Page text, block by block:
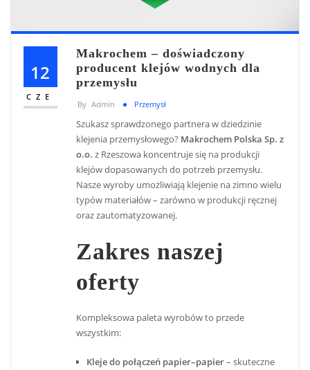
12
CZE
Makrochem – doświadczony
producent klejów wodnych dla
przemysłu
By Admin Przemysł
Szukasz sprawdzonego partnera w dziedzinie
klejenia przemysłowego? Makrochem Polska Sp. z
o.o. z Rzeszowa koncentruje się na produkcji
klejów dopasowanych do potrzeb przemysłu.
Nasze wyroby umożliwiają klejenie na zimno wielu
typów materiałów – zarówno w produkcji ręcznej
oraz zautomatyzowanej.
Zakres naszej
oferty
Kompleksowa paleta wyrobów to przede
wszystkim:
Kleje do połączeń papier–papier– skuteczne